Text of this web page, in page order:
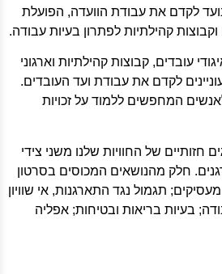
לקדם את עבודת הוועדה, הפועלת
עובדים, קבוצות קהילתיות וארגוני
לקדם את עבודת ועד העובדים.
המחפשים ללמוד על זכויות
חזותיים של החוויות שלנו משני צידי
חלק מהנושאים המכוסים בסרטון
תגמול נגד התארגנות, אי שוויון
בעיות בריאות ובטיחות; אפליה